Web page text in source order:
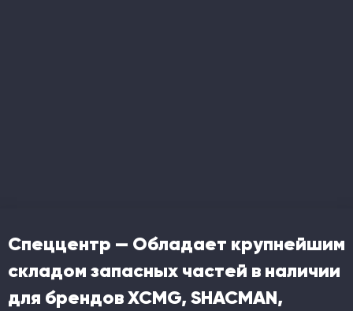
Спеццентр — Обладает крупнейшим
складом запасных частей в наличии
для брендов XCMG, SHACMAN,